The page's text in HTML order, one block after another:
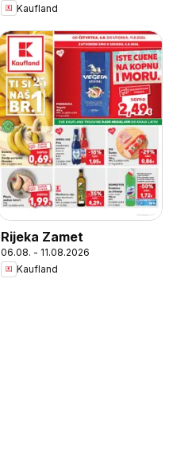
Kaufland
Rijeka Zamet
06.08. - 11.08.2026
Kaufland